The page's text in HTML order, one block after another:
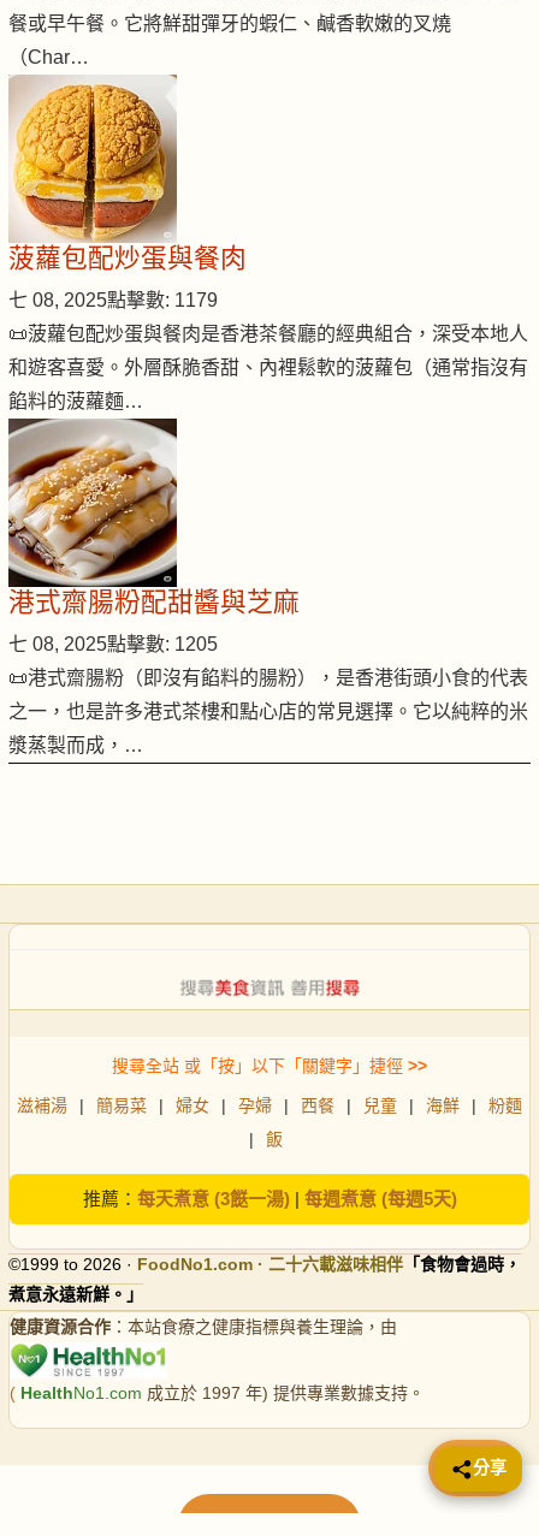
餐或早午餐。它將鮮甜彈牙的蝦仁、鹹香軟嫩的叉燒
（Char…
菠蘿包配炒蛋與餐肉
七 08, 2025點擊數: 1179
📜菠蘿包配炒蛋與餐肉是香港茶餐廳的經典組合，深受本地人
和遊客喜愛。外層酥脆香甜、內裡鬆軟的菠蘿包（通常指沒有
餡料的菠蘿麵…
港式齋腸粉配甜醬與芝麻
七 08, 2025點擊數: 1205
📜港式齋腸粉（即沒有餡料的腸粉），是香港街頭小食的代表
之一，也是許多港式茶樓和點心店的常見選擇。它以純粹的米
漿蒸製而成，…
搜尋全站 或「按」以下「關鍵字」捷徑 >>
滋補湯 | 簡易菜 | 婦女 | 孕婦 | 西餐 | 兒童 | 海鮮 |
粉麵
|
飯
推薦： 每天煮意 (3餸一湯)| 每週煮意 (每週5天)
©1999 to 2026 · FoodNo1.com · 二十六載滋味相伴 「食物會過時，
煮意永遠新鮮。」
健康資源合作 ：本站食療之健康指標與養生理論，由
( HealthNo1.com 成立於 1997 年) 提供專業數據支持。
📤 分享
分享